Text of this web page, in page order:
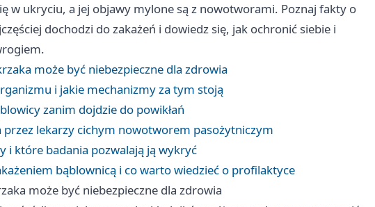
w ukryciu, a jej objawy mylone są z nowotworami. Poznaj fakty o
dochodzi do zakażeń i dowiedz się, jak ochronić siebie i
może być niebezpieczne dla zdrowia
i jakie mechanizmy za tym stoją
zanim dojdzie do powikłań
przez lekarzy cichym nowotworem pasożytniczym
i które badania pozwalają ją wykryć
bąblownicą i co warto wiedzieć o profilaktyce
może być niebezpieczne dla zdrowia